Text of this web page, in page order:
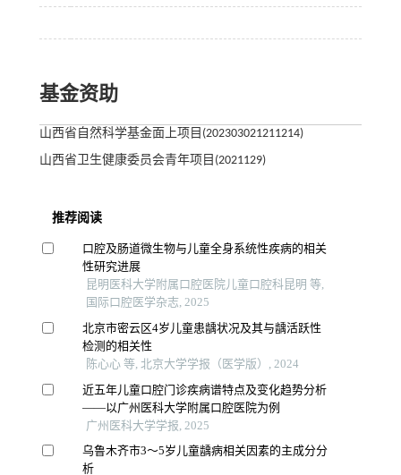
基金资助
山西省自然科学基金面上项目(202303021211214)
山西省卫生健康委员会青年项目(2021129)